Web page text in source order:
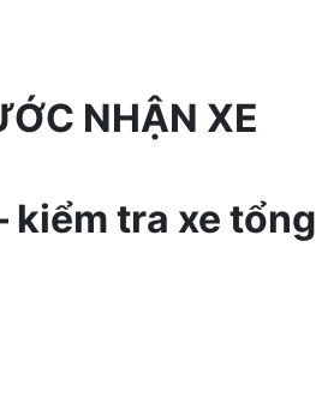
NHẬN XE
kiểm tra xe tổng